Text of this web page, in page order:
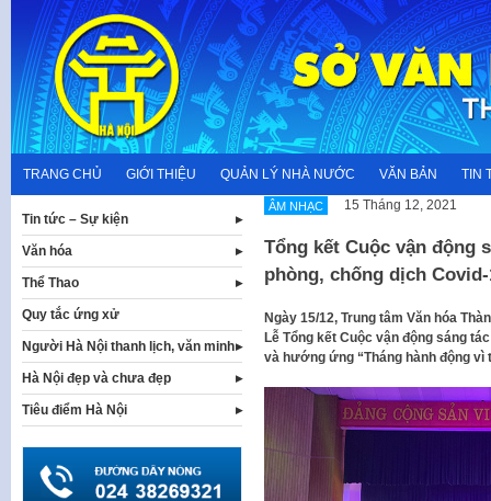
content
TRANG CHỦ GIỚI THIỆU QUẢN LÝ NHÀ NƯỚC VĂN BẢN TIN
ÂM NHẠC 15 Tháng 12, 2021
Tổng kết Cuộc vận động
phòng, chống dịch Covid-
Ngày 15/12, Trung tâm Văn hóa
Lễ Tổng kết Cuộc vận động sáng
và hướng ứng “Tháng hành động vì
Tin tức – Sự kiện
Văn hóa
Thể Thao
Quy tắc ứng xử
Người Hà Nội thanh lịch, văn minh
Hà Nội đẹp và chưa đẹp
Tiêu điểm Hà Nội